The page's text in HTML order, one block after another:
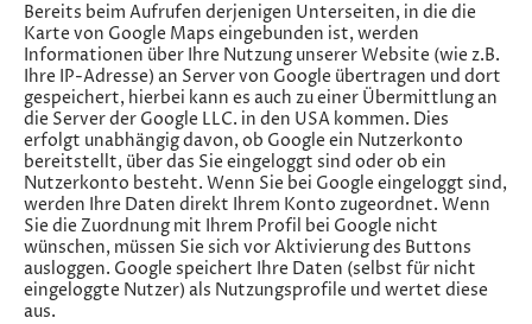
Bereits beim Aufrufen derjenigen Unterseiten, in die die
Karte von Google Maps eingebunden ist, werden
Informationen über Ihre Nutzung unserer Website (wie z.B.
Ihre IP-Adresse) an Server von Google übertragen und dort
gespeichert, hierbei kann es auch zu einer Übermittlung an
die Server der Google LLC. in den USA kommen. Dies
erfolgt unabhängig davon, ob Google ein Nutzerkonto
bereitstellt, über das Sie eingeloggt sind oder ob ein
Nutzerkonto besteht. Wenn Sie bei Google eingeloggt sind,
werden Ihre Daten direkt Ihrem Konto zugeordnet. Wenn
Sie die Zuordnung mit Ihrem Profil bei Google nicht
wünschen, müssen Sie sich vor Aktivierung des Buttons
ausloggen. Google speichert Ihre Daten (selbst für nicht
eingeloggte Nutzer) als Nutzungsprofile und wertet diese
aus.